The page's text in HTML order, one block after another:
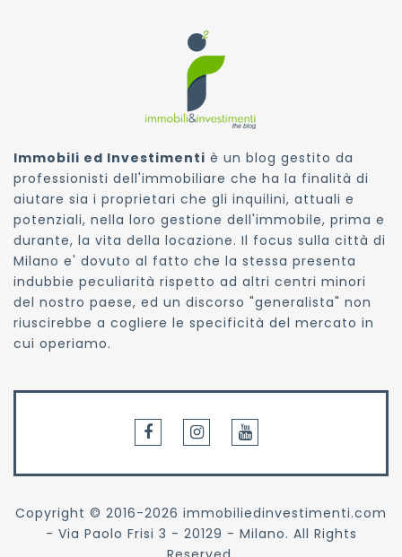
Immobili ed Investimenti è un blog gestito da
professionisti dell'immobiliare che ha la finalità di
aiutare sia i proprietari che gli inquilini, attuali e
potenziali, nella loro gestione dell'immobile, prima e
durante, la vita della locazione. Il focus sulla città di
Milano e' dovuto al fatto che la stessa presenta
indubbie peculiarità rispetto ad altri centri minori
del nostro paese, ed un discorso "generalista" non
riuscirebbe a cogliere le specificità del mercato in
cui operiamo.
Copyright © 2016-2026 immobiliedinvestimenti.com
- Via Paolo Frisi 3 - 20129 - Milano. All Rights